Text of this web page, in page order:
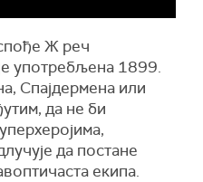
Ж реч
употребљена 1899.
Спајдермена или
да не би
да постане
екипа.